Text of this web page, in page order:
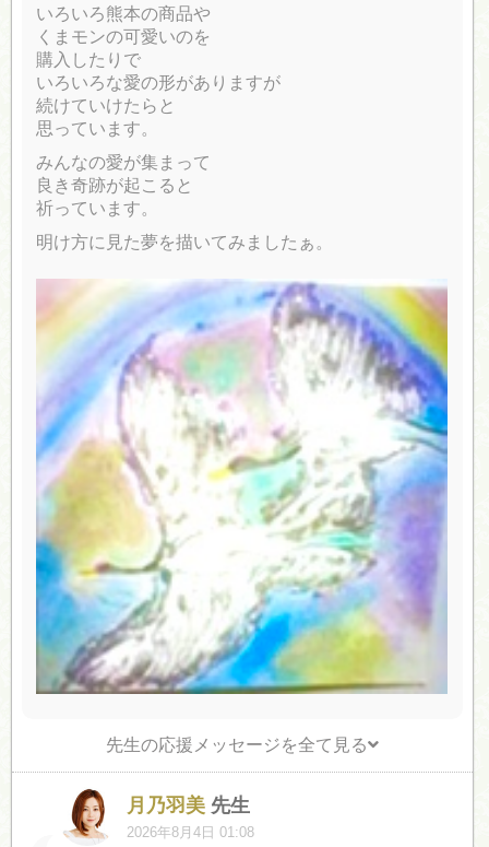
いろいろ熊本の商品や
くまモンの可愛いのを
購入したりで
いろいろな愛の形がありますが
続けていけたらと
思っています。
みんなの愛が集まって
良き奇跡が起こると
祈っています。
明け方に見た夢を描いてみましたぁ。
先生の応援メッセージを全て見る
月乃羽美 先生
2026年8月4日 01:08